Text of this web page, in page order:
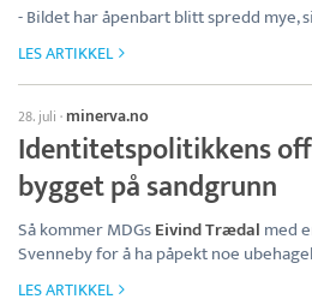
- Bildet har åpenbart blitt spredd mye,
LES ARTIKKEL
28. juli · minerva.no
Identitetspolitikkens
bygget på sandgrunn
Så kommer MDGsEivind Trædal med
Svenneby for å ha påpekt noe
LES ARTIKKEL